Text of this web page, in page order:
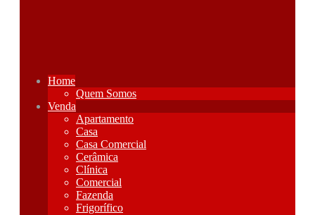
Home
Quem Somos
Venda
Apartamento
Casa
Casa Comercial
Cerâmica
Clínica
Comercial
Fazenda
Frigorífico